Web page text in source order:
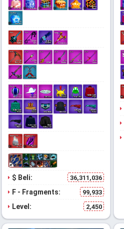
$ Beli: 36,311,036
F - Fragments: 99,933
Level: 2,450